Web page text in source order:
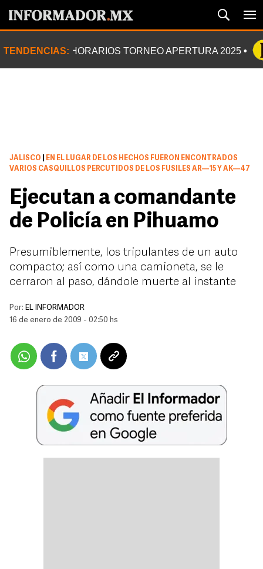
TENDENCIAS: HORARIOS TORNEO APERTURA 2025
JALISCO
EN EL LUGAR DE LOS HECHOS FUERON ENCONTRADOS
VARIOS CASQUILLOS PERCUTIDOS DE LOS FUSILES AR—15 Y AK—47
Ejecutan a comandante
de Policía en Pihuamo
Presumiblemente, los tripulantes de un auto
compacto; así como una camioneta, se le
cerraron al paso, dándole muerte al instante
Por: EL INFORMADOR
16 de enero de 2009 - 02:50 hs